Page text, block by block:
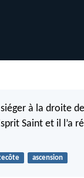
à la droite
Saint et il l’a
ascension